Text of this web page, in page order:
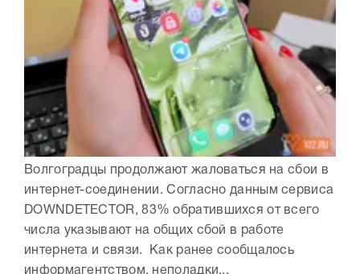
Волгоградцы продолжают жаловаться на сбои в
интернет-соединении. Согласно данным сервиса
DOWNDETECTOR, 83% обратившихся от всего
числа указывают на общих сбой в работе
интернета и связи. Как ранее сообщалось
информагентством, неполадки...